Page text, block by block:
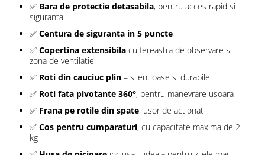
✅ Bara de protectie detasabila, pentru acces rapid si
siguranta
✅ Centura de siguranta in 5 puncte
✅ Copertina extensibila cu fereastra de observare si
zona de ventilatie
✅ Roti din cauciuc plin – silentioase si durabile
✅ Roti fata pivotante 360°, pentru manevrare usoara
✅ Frana pe rotile din spate, usor de actionat
✅ Cos pentru cumparaturi, cu capacitate maxima de 2
kg